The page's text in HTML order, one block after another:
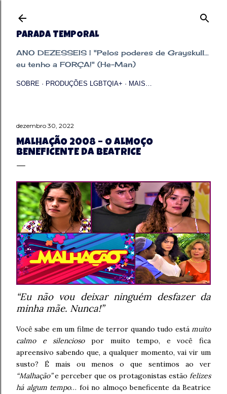
PARADA TEMPORAL
ANO DEZESSEIS | "Pelos poderes de Grayskull...
eu tenho a FORÇA!" (He-Man)
SOBRE PRODUÇÕES LGBTQIA+ MAIS…
dezembro 30, 2022
MALHAÇÃO 2008 – O ALMOÇO
BENEFICENTE DA BEATRICE
“Eu não vou deixar ninguém desfazer da
minha mãe. Nunca!”
Você sabe em um filme de terror quando tudo está muito
calmo e silenciosopor muito tempo, e você fica
apreensivo sabendo que, a qualquer momento, vai vir um
susto? É mais ou menos o que sentimos ao ver
“Malhação”e perceber que os protagonistas estão felizes
há algum tempo… foi no almoço beneficente da Beatrice